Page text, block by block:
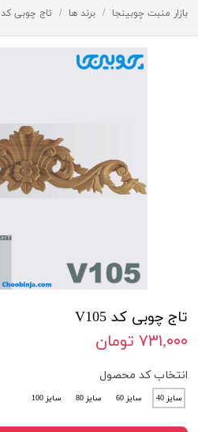
بازار منبت چوبینجا برند ها تاج چوبی کد V105
تاج چوبی کد V105
۷۳۱,۰۰۰ تومان
انتخاب کد محصول
سایز 40 سایز 60 سایز 80 سایز 100